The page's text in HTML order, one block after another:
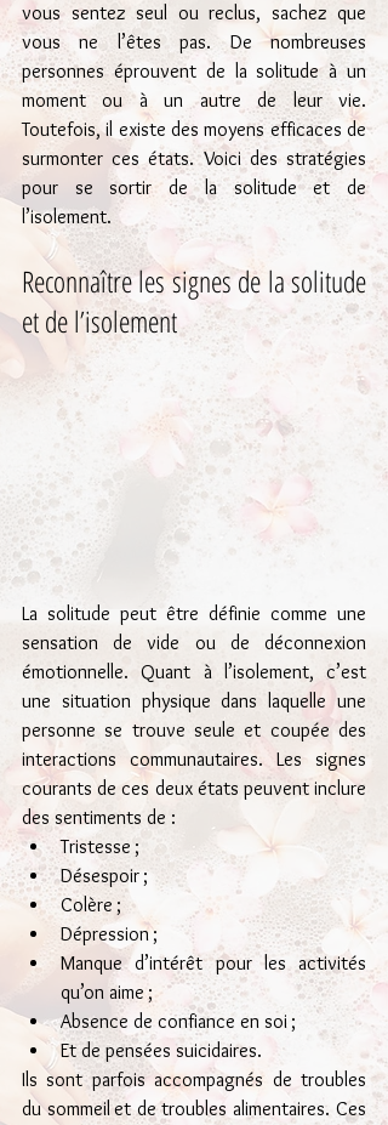
vous sentez seul ou reclus, sachez que
vous ne l’êtes pas. De nombreuses
personnes éprouvent de la solitude à un
moment ou à un autre de leur vie.
Toutefois, il existe des moyens efficaces de
surmonter ces états. Voici des stratégies
pour se sortir de la solitude et de
l’isolement.
Reconnaître les signes de la solitude
et de l’isolement
La solitude peut être définie comme une
sensation de vide ou de déconnexion
émotionnelle. Quant à l’isolement, c’est
une situation physique dans laquelle une
personne se trouve seule et coupée des
interactions communautaires. Les signes
courants de ces deux états peuvent inclure
des sentiments de :
Tristesse ;
Désespoir ;
Colère ;
Dépression ;
Manque d’intérêt pour les activités
qu’on aime ;
Absence de confiance en soi ;
Et de pensées suicidaires.
Ils sont parfois accompagnés de troubles
du sommeil et de troubles alimentaires. Ces